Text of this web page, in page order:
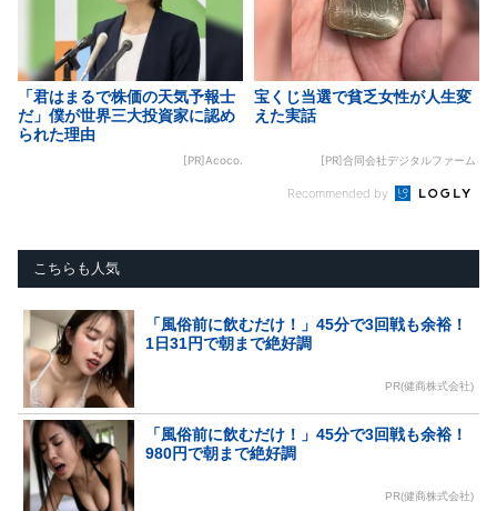
「君はまるで株価の天気予報士
だ」僕が世界三大投資家に認め
られた理由
[PR]Acoco.
宝くじ当選で貧乏女性が人生変
えた実話
[PR]合同会社デジタルファーム
Recommended by
こちらも人気
「風俗前に飲むだけ！」45分で3回戦も余裕！
1日31円で朝まで絶好調
PR(健商株式会社)
「風俗前に飲むだけ！」45分で3回戦も余裕！
980円で朝まで絶好調
PR(健商株式会社)